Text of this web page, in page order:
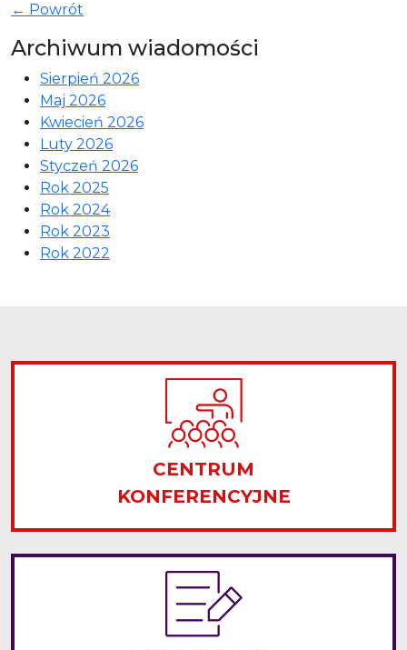
← Powrót
Archiwum wiadomości
Sierpień 2026
Maj 2026
Kwiecień 2026
Luty 2026
Styczeń 2026
Rok 2025
Rok 2024
Rok 2023
Rok 2022
CENTRUM
KONFERENCYJNE